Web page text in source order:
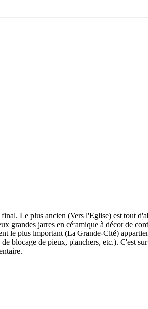
Le plus ancien (Vers l'Eglise) est tout
jarres en céramique à décor de
le plus important (La Grande-Cité)
blocage de pieux, planchers, etc.). C'est